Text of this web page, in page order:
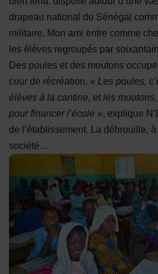
Une soixantaine d'élèves par
drapeau national du Sénégal
militaire. Mon ami entre comme
les élèves regroupés par
Des poules et des moutons
cour de récréation. « Les poules,
élèves à la cantine, et les
pour financer l’école », explique
de l’établissement. La débrouille,
société…